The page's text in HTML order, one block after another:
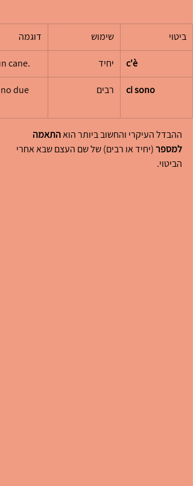
ביטוי שימוש דוגמה
c'è יחיד cane.
ci sono רבים
due
ההבדל העיקרי והחשוב ביותר הוא התאמה
למספר (יחיד או רבים) של שם העצם שבא אחרי
הביטוי.